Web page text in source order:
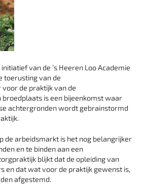
van de ’s Heeren Loo Academie
toerusting van de
de praktijk van de
broedplaats is een bijeenkomst waar
achtergronden wordt gebrainstormd
de arbeidsmarkt is het nog belangrijker
en te binden aan een
blijkt dat de opleiding van
en dat wat voor de praktijk gewenst is,
afgestemd.